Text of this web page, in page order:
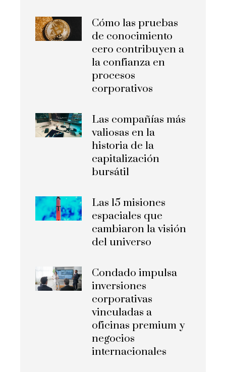
Cómo las pruebas
de conocimiento
cero contribuyen a
la confianza en
procesos
corporativos
Las compañías más
valiosas en la
historia de la
capitalización
bursátil
Las 15 misiones
espaciales que
cambiaron la visión
del universo
Condado impulsa
inversiones
corporativas
vinculadas a
oficinas premium y
negocios
internacionales